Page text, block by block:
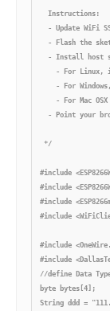
  Instructions:
- Update WiFi
- Flash the
- Install host
- For Linux,
- For
- For Mac OSX
- Point your
*/
#include
#include
#include
#include
#include
#include
//define Data
byte bytes[4];
String ddd =